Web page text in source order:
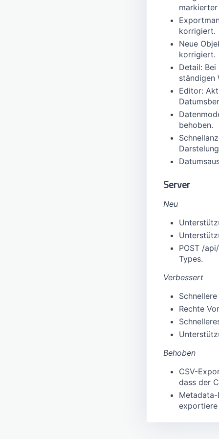
korrigiert.
Neue
korrigiert.
Detail:
ständigen
Editor:
behoben.
Server
Neu
POST /
Types.
Verbessert
Rechte
Behoben
CSV-
dass der
exportiere